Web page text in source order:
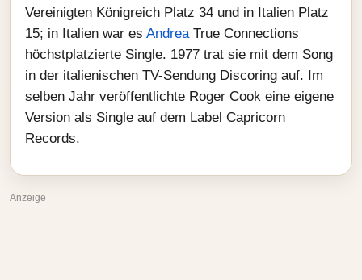
Vereinigten Königreich Platz 34 und in Italien Platz
15; in Italien war es AndreaTrue Connections
höchstplatzierte Single. 1977 trat sie mit dem Song
in der italienischen TV-Sendung Discoring auf. Im
selben Jahr veröffentlichte Roger Cook eine eigene
Version als Single auf dem Label Capricorn
Records.
Anzeige